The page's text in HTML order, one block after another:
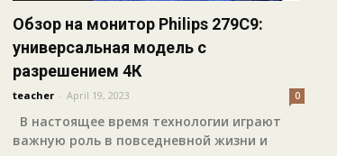
Обзор на монитор Philips 279C9:
универсальная модель с
разрешением 4К
teacher - April 19, 2023 0
В настоящее время технологии играют
важную роль в повседневной жизни и